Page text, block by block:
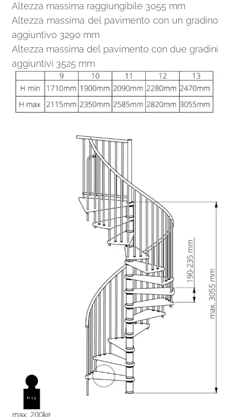
Altezza massima raggiungibile 3055 mm
Altezza massima del pavimento con un gradino
aggiuntivo 3290 mm
Altezza massima del pavimento con due gradini
aggiuntivi 3525 mm